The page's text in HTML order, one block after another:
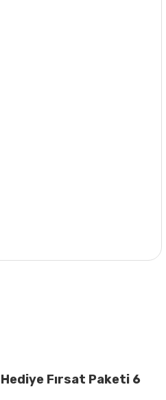
Fırsat Paketi 6